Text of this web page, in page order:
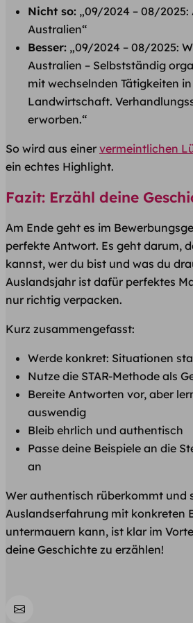
Nicht so: „09/2024 – 08/
Australien“
Besser: „09/2024 – 08/2025:
Australien – Selbstständig
mit wechselnden Tätigkeiten
Landwirtschaft.
erworben.“
So wird aus einer vermeintlichen
ein echtes Highlight.
Fazit: Erzähl deine
Am Ende geht es im
perfekte Antwort. Es geht darum,
kannst, wer du bist und was du
Auslandsjahr ist dafür perfektes
nur richtig verpacken.
Kurz zusammengefasst:
Werde konkret: Situationen
Nutze die STAR-Methode als
Bereite Antworten vor, aber
auswendig
Bleib ehrlich und authentisch
Passe deine Beispiele an die
an
Wer authentisch rüberkommt und
Auslandserfahrung mit konkreten
untermauern kann, ist klar im
deine Geschichte zu erzählen!
per EMail teilen